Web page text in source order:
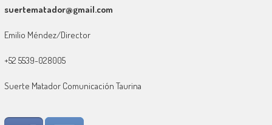
suertematador@gmail.com
Emilio Méndez/Director
+52 5539-028005
Suerte Matador Comunicación Taurina